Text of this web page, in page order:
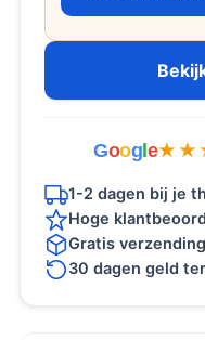
Goog e
1-2 dagen bij je
Hoge
Gratis
30 dagen geld